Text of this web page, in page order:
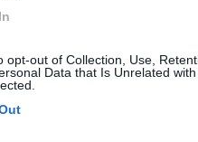
opt-out of Collection, Use,
Data that Is Unrelated
3 chicche imperdibili su